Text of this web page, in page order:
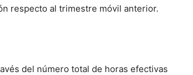
respecto al trimestre móvil anterior.
del número total de horas efectivas